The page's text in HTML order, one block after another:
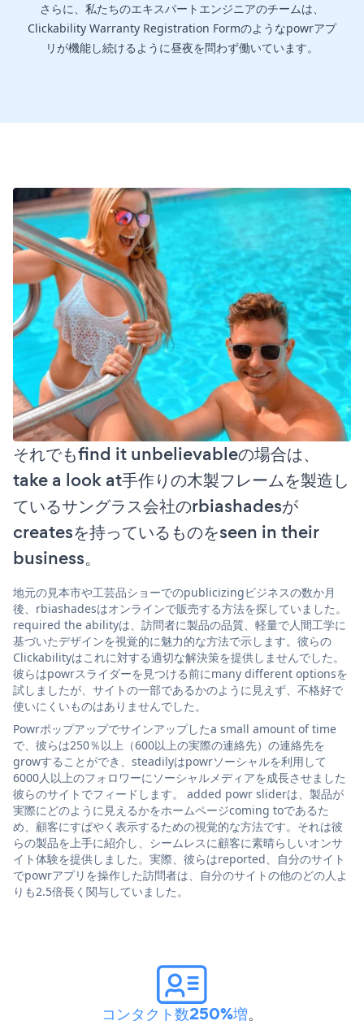
さらに、私たちのエキスパートエンジニアのチームは、
Clickability Warranty Registration Formのようなpowrアプ
リが機能し続けるように昼夜を問わず働いています。
それでもfind it unbelievableの場合は、
take a look at手作りの木製フレームを製造し
ているサングラス会社のrbiashadesが
createsを持っているものをseen in their
business。
地元の見本市や工芸品ショーでのpublicizingビジネスの数か月
後、rbiashadesはオンラインで販売する方法を探していました。
required the abilityは、訪問者に製品の品質、軽量で人間工学に
基づいたデザインを視覚的に魅力的な方法で示します。彼らの
Clickabilityはこれに対する適切な解決策を提供しませんでした。
彼らはpowrスライダーを見つける前にmany different optionsを
試しましたが、サイトの一部であるかのように見えず、不格好で
使いにくいものはありませんでした。
Powrポップアップでサインアップしたa small amount of time
で、彼らは250％以上（600以上の実際の連絡先）の連絡先を
growすることができ、steadilyはpowrソーシャルを利用して
6000人以上のフォロワーにソーシャルメディアを成長させました
彼らのサイトでフィードします。 added powr sliderは、製品が
実際にどのように見えるかをホームページcoming toであるた
め、顧客にすばやく表示するための視覚的な方法です。それは彼
らの製品を上手に紹介し、シームレスに顧客に素晴らしいオンサ
イト体験を提供しました。実際、彼らはreported、自分のサイト
でpowrアプリを操作した訪問者は、自分のサイトの他のどの人よ
りも2.5倍長く関与していました。
コンタクト数250%増。